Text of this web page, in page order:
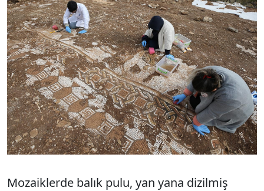
Mozaiklerde balık pulu, yan yana dizilmiş